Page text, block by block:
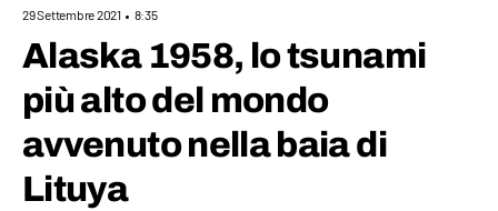
29 Settembre 2021 8:35
Alaska 1958, lo tsunami
più alto del mondo
avvenuto nella baia di
Lituya